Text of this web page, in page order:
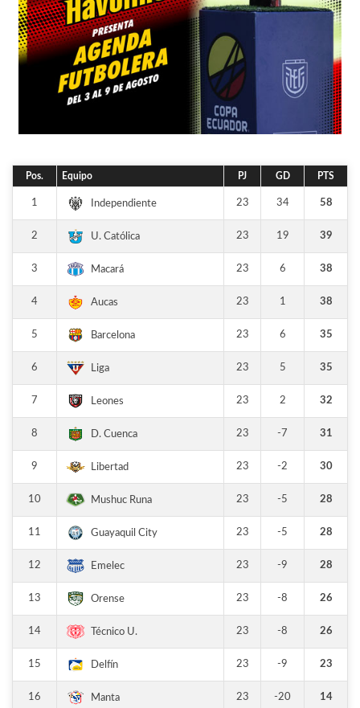
Pos. Equipo PJ GD PTS
1 Independiente 23 34 58
2 U. Católica 23 19 39
3 Macará 23 6 38
4 Aucas 23 1 38
5 Barcelona 23 6 35
6 Liga 23 5 35
7 Leones 23 2 32
8 D. Cuenca 23 -7 31
9 Libertad 23 -2 30
10 Mushuc Runa 23 -5 28
11 Guayaquil City 23 -5 28
12 Emelec 23 -9 28
13 Orense 23 -8 26
14 Técnico U. 23 -8 26
15 Delfín 23 -9 23
16 Manta 23 -20 14